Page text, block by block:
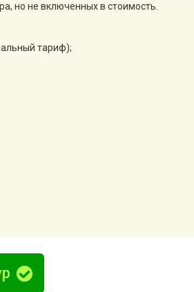
но не включенных в стоимость.
тариф);